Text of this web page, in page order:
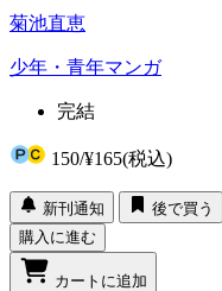
菊池直恵
少年・青年マンガ
完結
150/¥165(税込)
新刊通知
後で買う
購入に進む
カートに追加